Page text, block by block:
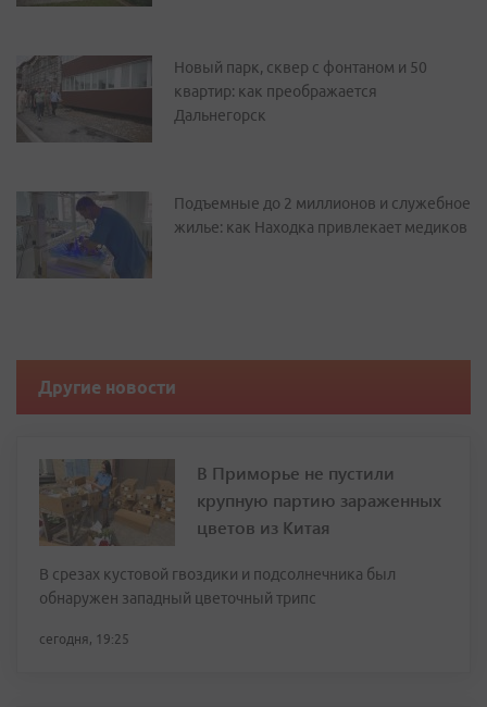
Новый парк, сквер с фонтаном и 50
квартир: как преображается
Дальнегорск
Подъемные до 2 миллионов и служебное
жилье: как Находка привлекает медиков
Другие новости
В Приморье не пустили
крупную партию зараженных
цветов из Китая
В срезах кустовой гвоздики и подсолнечника был
обнаружен западный цветочный трипс
сегодня, 19:25